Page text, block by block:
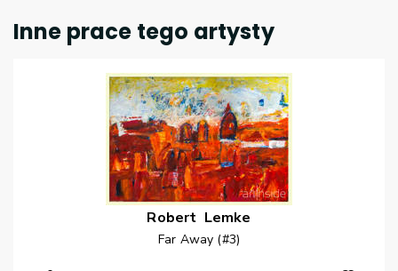
Inne prace tego artysty
Robert Lemke
Far Away (#3)